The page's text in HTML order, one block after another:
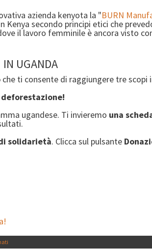
azienda kenyota la "BURN
secondo principi etici che
il lavoro femminile è ancora visto
UGANDA
che ti consente di raggiungere tre scopi
ugandese. Ti invieremo una
solidarietà. Clicca sul pulsante